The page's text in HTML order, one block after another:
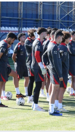
Buz Hokeyi
Buz Pateni
Çim Hokeyi
Cimnastik
Curling